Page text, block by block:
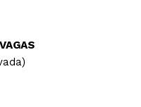
VAGAS